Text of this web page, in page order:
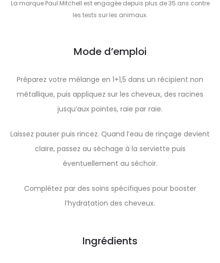
La marque Paul Mitchell est engagée depuis plus de 35 ans contre
les tests sur les animaux.
Mode d’emploi
Préparez votre mélange en 1+1,5 dans un récipient non
métallique, puis appliquez sur les cheveux, des racines
jusqu’aux pointes, raie par raie.
Laissez pauser puis rincez. Quand l’eau de rinçage devient
claire, passez au séchage à la serviette puis
éventuellement au séchoir.
Complétez par des soins spécifiques pour booster
l’hydratation des cheveux.
Ingrédients